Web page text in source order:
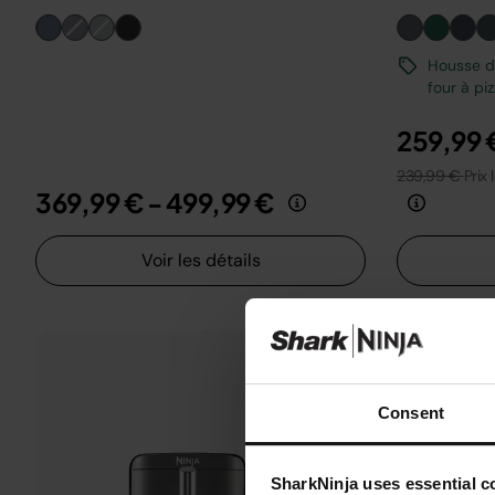
Consent
SharkNinja uses essential
369,99 € - 499,99 €
Voir les détails
Housse
four à
259,99
239,99 €Prix